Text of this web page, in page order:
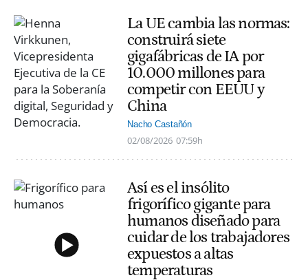
La UE cambia las normas:
construirá siete
gigafábricas de IA por
10.000 millones para
competir con EEUU y
China
Nacho Castañón
02/08/2026 07:59h
Así es el insólito
frigorífico gigante para
humanos diseñado para
cuidar de los trabajadores
expuestos a altas
temperaturas